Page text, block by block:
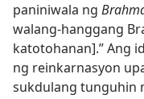
paniniwala ng
walang-hanggang
katotohanan].” Ang
ng reinkarnasyon
sukdulang tunguhin